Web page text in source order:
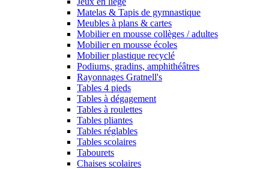
Matelas & Tapis de gymnastique
Meubles à plans & cartes
Mobilier en mousse collèges / adultes
Mobilier en mousse écoles
Mobilier plastique recyclé
Podiums, gradins, amphithéâtres
Rayonnages Gratnell's
Tables 4 pieds
Tables à dégagement
Tables à roulettes
Tables pliantes
Tables réglables
Tables scolaires
Tabourets
Chaises scolaires